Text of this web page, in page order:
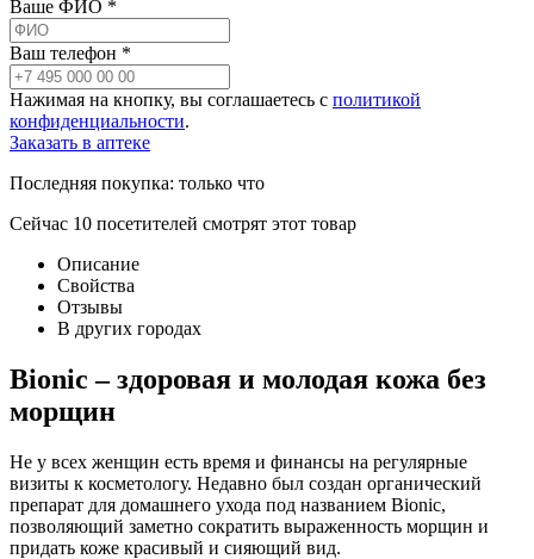
Ваше ФИО *
Ваш телефон *
Нажимая на кнопку, вы соглашаетесь с политикой
конфиденциальности.
Заказать в аптеке
Последняя покупка: только что
Сейчас 10 посетителей смотрят этот товар
Описание
Свойства
Отзывы
В других городах
Bionic – здоровая и молодая кожа без
морщин
Не у всех женщин есть время и финансы на регулярные
визиты к косметологу. Недавно был создан органический
препарат для домашнего ухода под названием Bionic,
позволяющий заметно сократить выраженность морщин и
придать коже красивый и сияющий вид.